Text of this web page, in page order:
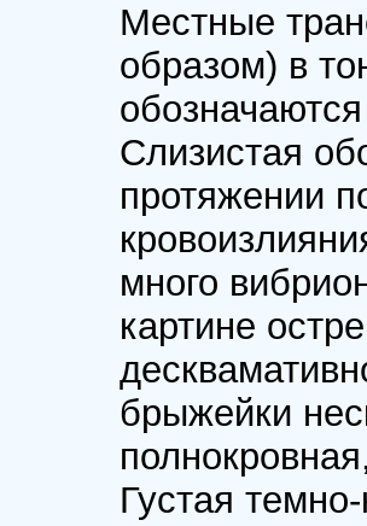
Местные
образом) в
Слизистая
протяжении
много
картине
брыжейки
Густая